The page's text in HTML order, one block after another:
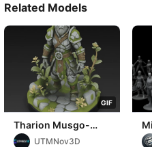
Related Models
GIF
Tharion Musgo-
AntigoUTMNov3D